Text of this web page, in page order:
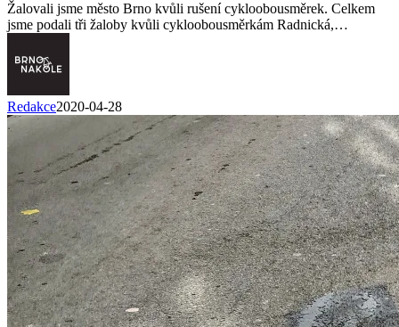
Žalovali jsme město Brno kvůli rušení cykloobousměrek. Celkem
jsme podali tři žaloby kvůli cykloobousměrkám Radnická,…
Redakce2020-04-28